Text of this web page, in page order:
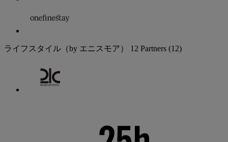
ライフスタイル（by エニスモア） 12 Partners (12)